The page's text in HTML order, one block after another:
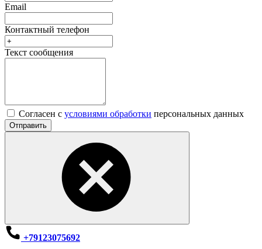
Email
Контактный телефон
Текст сообщения
Согласен с условиями обработки персональных данных
Отправить
+79123075692